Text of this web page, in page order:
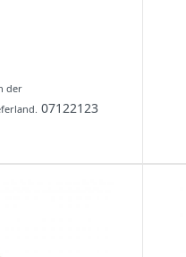
der
07122123